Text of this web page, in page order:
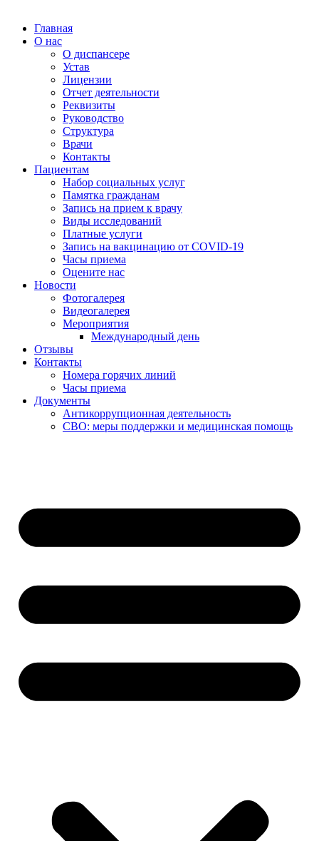
Главная
О нас
О диспансере
Устав
Лицензии
Отчет деятельности
Реквизиты
Руководство
Структура
Врачи
Контакты
Пациентам
Набор социальных услуг
Памятка гражданам
Запись на прием к врачу
Виды исследований
Платные услуги
Запись на вакцинацию от COVID-19
Часы приема
Оцените нас
Новости
Фотогалерея
Видеогалерея
Мероприятия
Международный день
Отзывы
Контакты
Номера горячих линий
Часы приема
Документы
Антикоррупционная деятельность
СВО: меры поддержки и медицинская помощь